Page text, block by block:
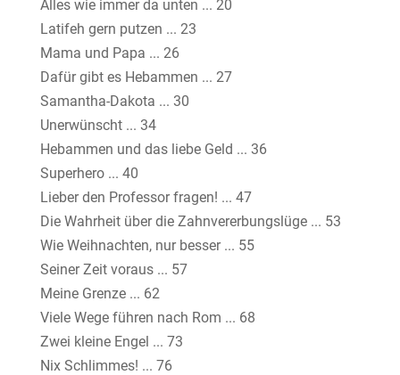
Alles wie immer da unten ... 20
Latifeh gern putzen ... 23
Mama und Papa ... 26
Dafür gibt es Hebammen ... 27
Samantha-Dakota ... 30
Unerwünscht ... 34
Hebammen und das liebe Geld ... 36
Superhero ... 40
Lieber den Professor fragen! ... 47
Die Wahrheit über die Zahnvererbungslüge ... 53
Wie Weihnachten, nur besser ... 55
Seiner Zeit voraus ... 57
Meine Grenze ... 62
Viele Wege führen nach Rom ... 68
Zwei kleine Engel ... 73
Nix Schlimmes! ... 76